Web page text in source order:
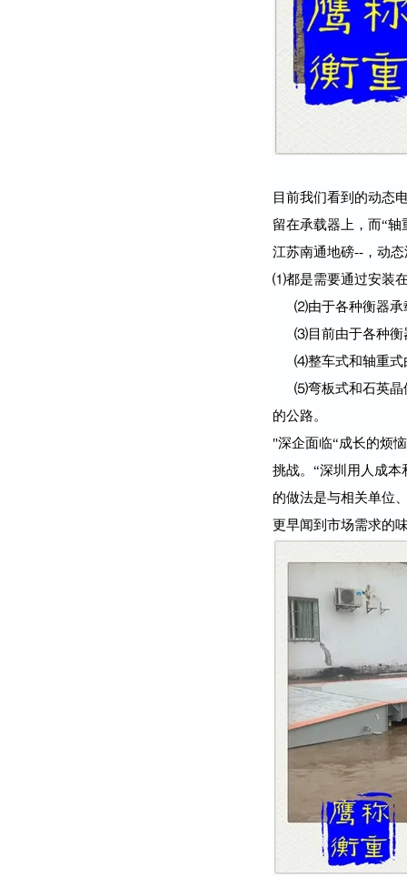
目前我们看到的动态
留在承载器上，而“
江苏南通地磅--，动
⑴都是需要通过安装
⑵由于各种衡器承
⑶目前由于各种衡
⑷整车式和轴重式
⑸弯板式和石英晶
的公路。
"深企面临“成长的烦
挑战。“深圳用人成
的做法是与相关单位
更早闻到市场需求的